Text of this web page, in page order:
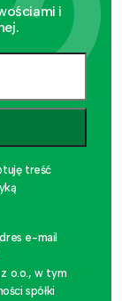
i
treść
e-mail
o.o., w tym
spółki